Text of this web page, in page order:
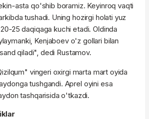
asta qo'shib boramiz. Keyinroq vaqti
tushadi. Uning hozirgi holati yuz
25 daqiqaga kuchi etadi. Oldinda
Kenjaboev o'z gollari bilan
qiladi", dedi Rustamov.
vingeri oxirgi marta mart oyida
tushgandi. Aprel oyini esa
tashqarisida o'tkazdi.